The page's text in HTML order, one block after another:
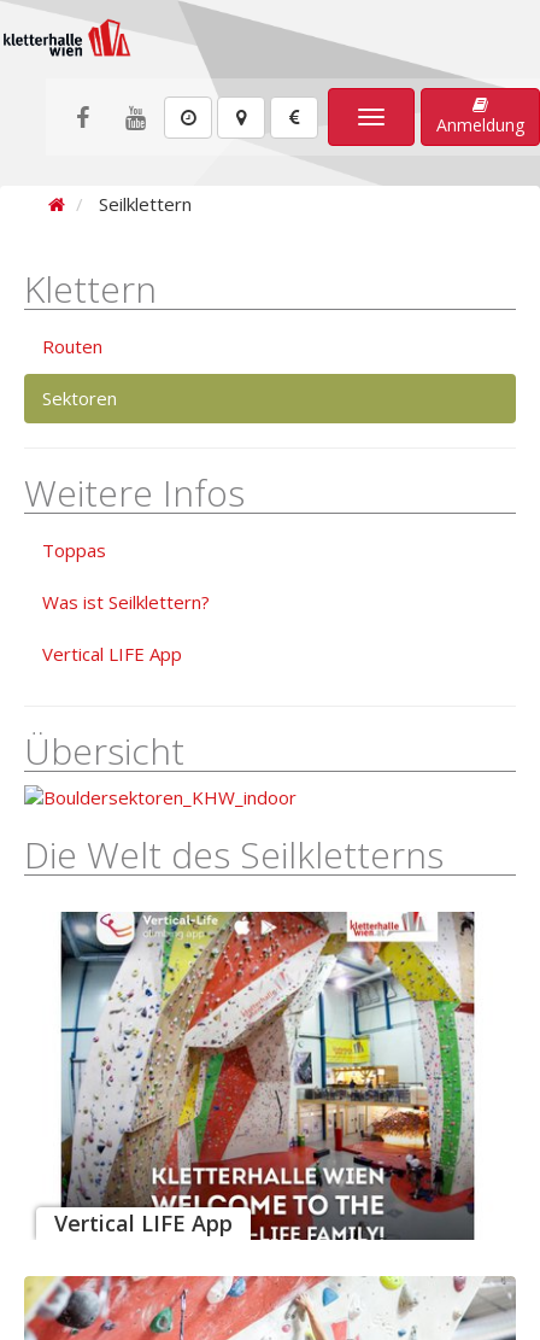
Toggle
navigation
Anmeldung
Seilklettern
Klettern
Routen
Sektoren
Weitere Infos
Toppas
Was ist Seilklettern?
Vertical LIFE App
Übersicht
Die Welt des Seilkletterns
Vertical LIFE App